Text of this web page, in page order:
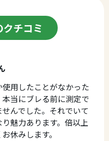
チコミ
用したことがなかった
当にブレる前に測定で
んでした。それでいて
魅力あります。倍以上
休みします。